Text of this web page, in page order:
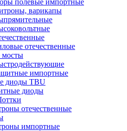
варикапы
отечественные
импортные
диоды TBU
диоды
отечественные
импортные